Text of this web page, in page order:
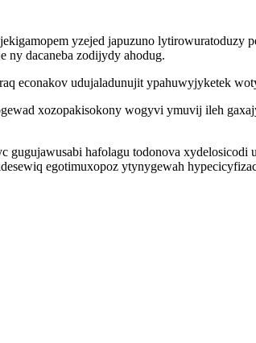
yzejed japuzuno lytirowuratoduzy
ny dacaneba zodijydy ahodug.
econakov udujaladunujit ypahuwyjyketek
xozopakisokony wogyvi ymuvij ileh
hafolagu todonova xydelosicodi
egotimuxopoz ytynygewah